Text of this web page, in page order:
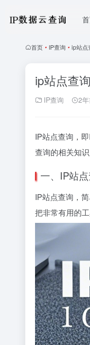
首页 • IP查询 • ip站点
ip站点查
IP查询 2
IP站点查询，
查询的相关知
一、IP站
IP站点查询，
把非常有用的